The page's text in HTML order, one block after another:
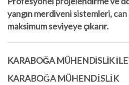
yangın merdiveni sistemleri,
maksimum seviyeye çıkarır.
KARABOĞA MÜHENDİSLİK
KARABOĞA MÜHENDİSLİK